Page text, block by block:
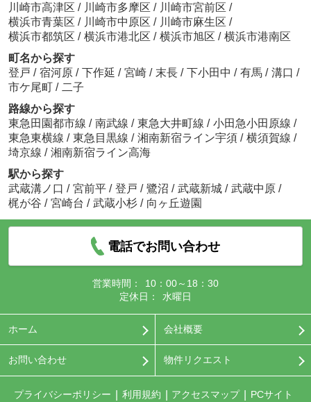
川崎市高津区 / 川崎市多摩区 / 川崎市宮前区 /
横浜市青葉区 / 川崎市中原区 / 川崎市麻生区 /
横浜市都筑区 / 横浜市港北区 / 横浜市旭区 / 横浜市港南区
町名から探す
登戸 / 宿河原 / 下作延 / 宮崎 / 末長 / 下小田中 / 有馬 / 溝口 /
市ケ尾町 / 二子
路線から探す
東急田園都市線 / 南武線 / 東急大井町線 / 小田急小田原線 /
東急東横線 / 東急目黒線 / 湘南新宿ライン宇須 / 横須賀線 /
埼京線 / 湘南新宿ライン高海
駅から探す
武蔵溝ノ口 / 宮前平 / 登戸 / 鷺沼 / 武蔵新城 / 武蔵中原 /
梶が谷 / 宮崎台 / 武蔵小杉 / 向ヶ丘遊園
電話でお問い合わせ
営業時間：
10：00～18：30
定休日：
水曜日
ホーム 会社概要
お問い合わせ 物件リクエスト
プライバシーポリシー 利用規約 アクセスマップ PCサイト